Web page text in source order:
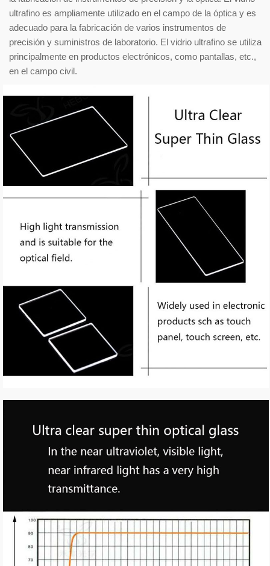
ultrafino es ampliamente utilizado en el campo de la óptica y es
adecuado para la fabricación de varios instrumentos de
precisión y suministros de laboratorio. El vidrio ultrafino se utiliza
principalmente en productos electrónicos, como pantallas, etc.,
en el campo civil.